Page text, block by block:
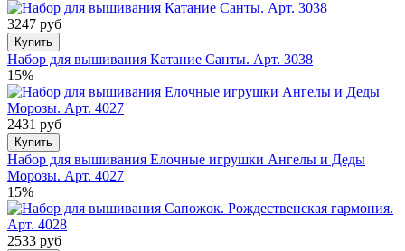
3247 руб
Купить
Набор для вышивания Катание Санты. Арт. 3038
15%
2431 руб
Купить
Набор для вышивания Елочные игрушки Ангелы и Деды
Морозы. Арт. 4027
15%
2533 руб